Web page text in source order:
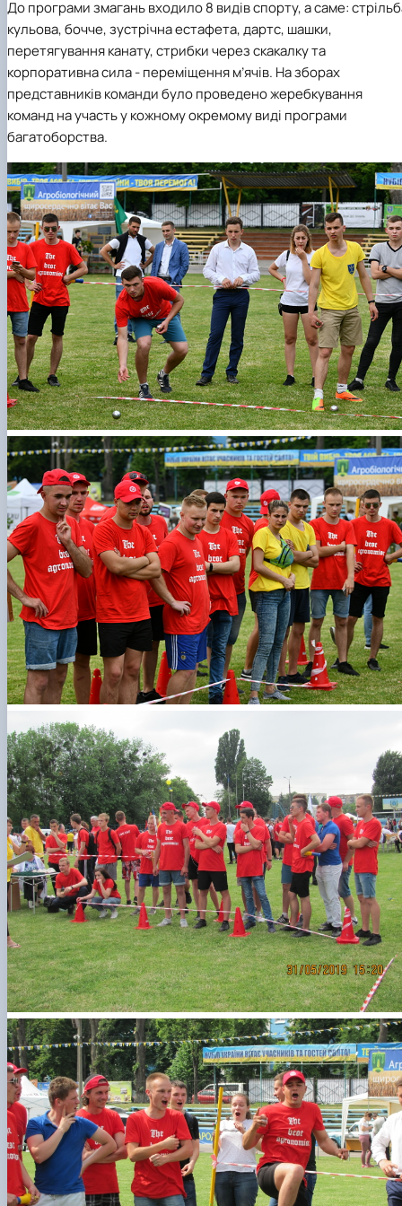
До програми змагань входило 8 видів спорту, а саме:
кульова, бочче, зустрічна естафета, дартс, шашки,
перетягування канату, стрибки через скакалку та
корпоративна сила - переміщення м’ячів. На зборах
представників команди було проведено жеребкування
команд на участь у кожному окремому виді програми
багатоборства.